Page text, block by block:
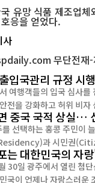
유망 식품 제조업
응을 얻었다.
사
무단전재-
입국관리 규정 시
모습. [인터내셔널포커스] 오는 9월 15일부터 중국
전을 강화하고 허위 비
중국 국적 상실…
선택하는 홍콩 주민이
는 대한민국의 자
국이 언제나 자랑스러